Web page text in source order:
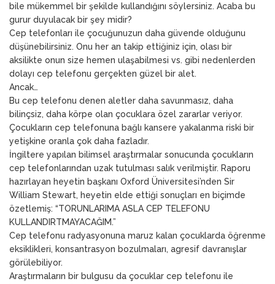
bile mükemmel bir şekilde kullandığını söylersiniz. Acaba bu
gurur duyulacak bir şey midir?
Cep telefonları ile çocuğunuzun daha güvende olduğunu
düşünebilirsiniz. Onu her an takip ettiğiniz için, olası bir
aksilikte onun size hemen ulaşabilmesi vs. gibi nedenlerden
dolayı cep telefonu gerçekten güzel bir alet.
Ancak…
Bu cep telefonu denen aletler daha savunmasız, daha
bilinçsiz, daha körpe olan çocuklara özel zararlar veriyor.
Çocukların cep telefonuna bağlı kansere yakalanma riski bir
yetişkine oranla çok daha fazladır.
İngiltere yapılan bilimsel araştırmalar sonucunda çocukların
cep telefonlarından uzak tutulması salık verilmiştir. Raporu
hazırlayan heyetin başkanı Oxford Üniversitesi’nden Sir
William Stewart, heyetin elde ettiği sonuçları en biçimde
özetlemiş: “TORUNLARIMA ASLA CEP TELEFONU
KULLANDIRTMAYACAĞIM.”
Cep telefonu radyasyonuna maruz kalan çocuklarda öğrenme
eksiklikleri, konsantrasyon bozulmaları, agresif davranışlar
görülebiliyor.
Araştırmaların bir bulgusu da çocuklar cep telefonu ile